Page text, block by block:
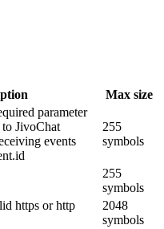
Max size
parameter
JivoChat
events
255
symbols
255
symbols
https or http
2048
symbols